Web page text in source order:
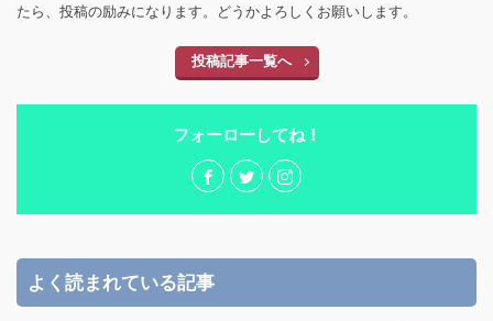
たら、投稿の励みになります。どうかよろしくお願いします。
投稿記事一覧へ
フォーローしてね！
よく読まれている記事